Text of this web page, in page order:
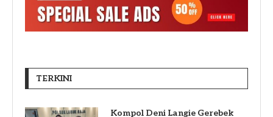
TERKINI
Kompol Deni Langie Gerebek